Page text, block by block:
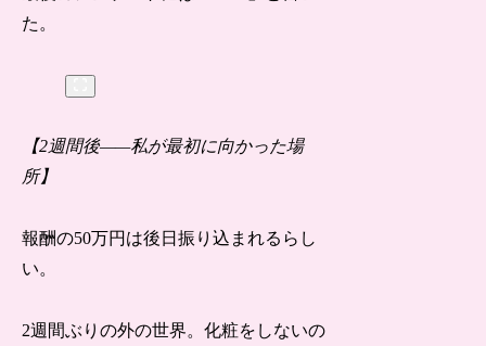
た。
【2週間後——私が最初に向かった場
所】
報酬の50万円は後日振り込まれるらし
い。
2週間ぶりの外の世界。化粧をしないの